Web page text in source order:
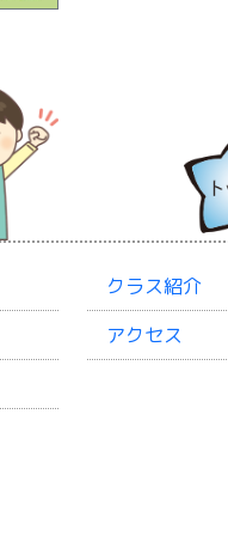
クラス紹介
アクセス